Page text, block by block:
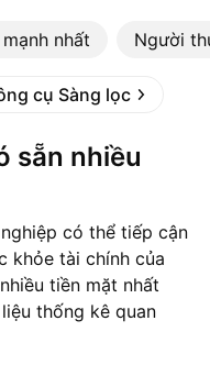
nhất Người
cụ Sàng lọc
có thể tiếp cận
khỏe tài chính của
tiền mặt nhất
thống kê quan